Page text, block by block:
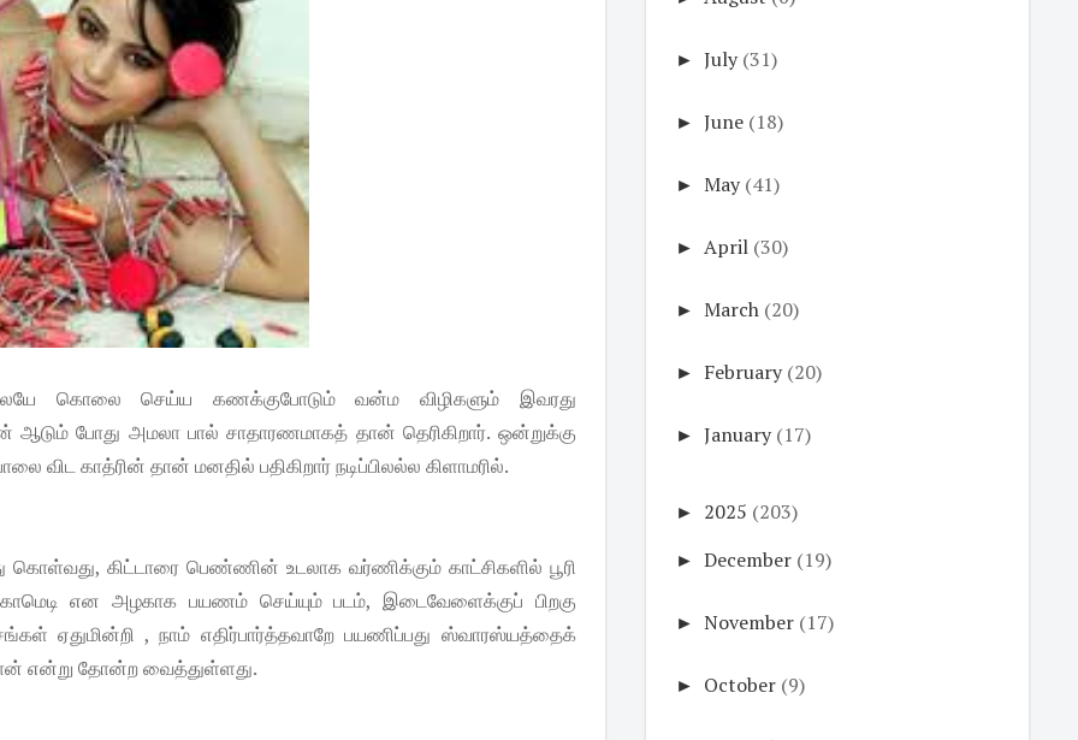
கொலை செய்ய கணக்குபோடும் வன்ம விழிகளும் இவரது
போது அமலா பால் சாதாரணமாகத் தான் தெரிகிறார். ஒன்றுக்கு
காத்ரின் தான் மனதில் பதிகிறார் நடிப்பிலல்ல கிளாமரில்.
கிட்டாரை பெண்ணின் உடலாக வர்ணிக்கும் காட்சிகளில் பூரி
என அழகாக பயணம் செய்யும் படம், இடைவேளைக்குப் பிறகு
ஏதுமின்றி , நாம் எதிர்பார்த்தவாறே பயணிப்பது ஸ்வாரஸ்யத்தைக்
என்று தோன்ற வைத்துள்ளது.
► July (31)
► June (18)
► May (41)
► April (30)
► March (20)
► February (20)
► January (17)
► 2025 (203)
► December (19)
► November (17)
► October (9)